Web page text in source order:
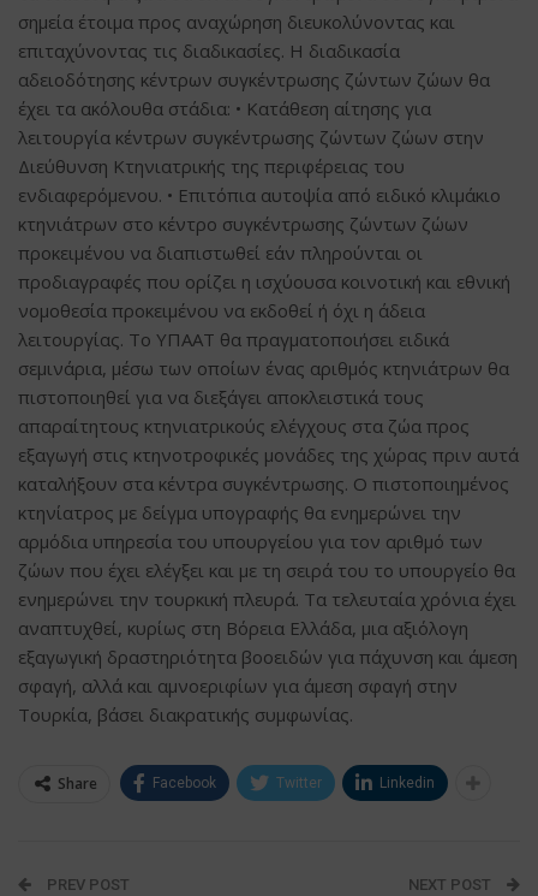
σημεία έτοιμα προς αναχώρηση διευκολύνοντας και
επιταχύνοντας τις διαδικασίες. Η διαδικασία
αδειοδότησης κέντρων συγκέντρωσης ζώντων ζώων θα
έχει τα ακόλουθα στάδια: • Κατάθεση αίτησης για
λειτουργία κέντρων συγκέντρωσης ζώντων ζώων στην
Διεύθυνση Κτηνιατρικής της περιφέρειας του
ενδιαφερόμενου. • Επιτόπια αυτοψία από ειδικό κλιμάκιο
κτηνιάτρων στο κέντρο συγκέντρωσης ζώντων ζώων
προκειμένου να διαπιστωθεί εάν πληρούνται οι
προδιαγραφές που ορίζει η ισχύουσα κοινοτική και εθνική
νομοθεσία προκειμένου να εκδοθεί ή όχι η άδεια
λειτουργίας. Το ΥΠΑΑΤ θα πραγματοποιήσει ειδικά
σεμινάρια, μέσω των οποίων ένας αριθμός κτηνιάτρων θα
πιστοποιηθεί για να διεξάγει αποκλειστικά τους
απαραίτητους κτηνιατρικούς ελέγχους στα ζώα προς
εξαγωγή στις κτηνοτροφικές μονάδες της χώρας πριν αυτά
καταλήξουν στα κέντρα συγκέντρωσης. Ο πιστοποιημένος
κτηνίατρος με δείγμα υπογραφής θα ενημερώνει την
αρμόδια υπηρεσία του υπουργείου για τον αριθμό των
ζώων που έχει ελέγξει και με τη σειρά του το υπουργείο θα
ενημερώνει την τουρκική πλευρά. Τα τελευταία χρόνια έχει
αναπτυχθεί, κυρίως στη Βόρεια Ελλάδα, μια αξιόλογη
εξαγωγική δραστηριότητα βοοειδών για πάχυνση και άμεση
σφαγή, αλλά και αμνοεριφίων για άμεση σφαγή στην
Τουρκία, βάσει διακρατικής συμφωνίας.
Share Facebook Twitter Linkedin
PREV POST NEXT POST